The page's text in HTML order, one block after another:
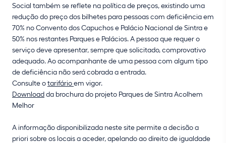
Social também se reflete na política de preços, existindo uma
redução do preço dos bilhetes para pessoas com deficiência em
70% no Convento dos Capuchos e Palácio Nacional de Sintra e
50% nos restantes Parques e Palácios. A pessoa que requer o
serviço deve apresentar, sempre que solicitado, comprovativo
adequado. Ao acompanhante de uma pessoa com algum tipo
de deficiência não será cobrada a entrada.
Consulte otarifárioem vigor.
Downloadda brochura do projeto Parques de Sintra Acolhem
Melhor
A informação disponibilizada neste site permite a decisão a
priori sobre os locais a aceder, apelando ao direito de igualdade